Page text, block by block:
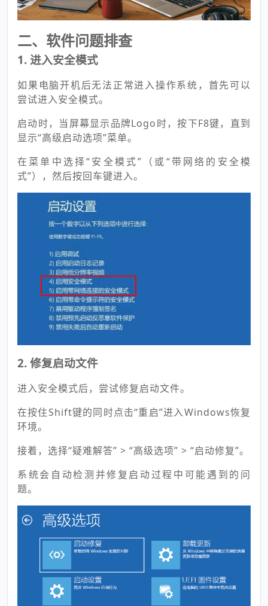
二、软件问题排查
1. 进入安全模式
如果电脑开机后无法正常进入操作系统，首先可以
尝试进入安全模式。
启动时，当屏幕显示品牌Logo时，按下F8键，直到
显示“高级启动选项”菜单。
在菜单中选择“安全模式”（或“带网络的安全模
式”），然后按回车键进入。
2. 修复启动文件
进入安全模式后，尝试修复启动文件。
在按住Shift键的同时点击“重启”进入Windows恢复
环境。
接着，选择“疑难解答” > “高级选项” > “启动修复”。
系统会自动检测并修复启动过程中可能遇到的问
题。